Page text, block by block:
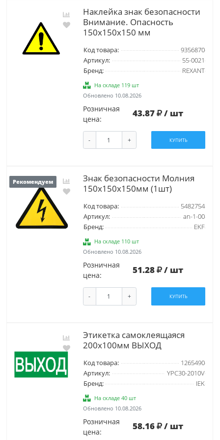
Наклейка знак безопасности
Внимание. Опасность
150х150х150 мм
Код товара:
9356870
Артикул:
55-0021
Бренд:
REXANT
На складе 119 шт
Обновлено 10.08.2026
Розничная
цена:
43.87 / шт
- + КУПИТЬ
Рекомендуем
Знак безопасности Молния
150х150х150мм (1шт)
Код товара:
5482754
Артикул:
an-1-00
Бренд:
EKF
На складе 110 шт
Обновлено 10.08.2026
Розничная
цена:
51.28 / шт
- + КУПИТЬ
Этикетка самоклеящаяся
200х100мм ВЫХОД
Код товара:
1265490
Артикул:
YPC30-2010V
Бренд:
IEK
На складе 40 шт
Обновлено 10.08.2026
Розничная
цена:
58.16 / шт